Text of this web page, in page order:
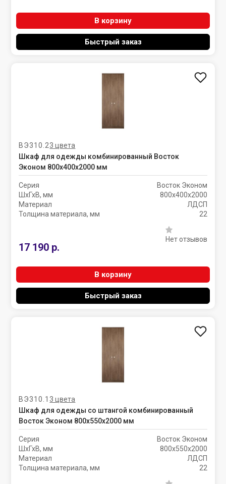
В корзину
Быстрый заказ
ВЭ310.23 цвета
Шкаф для одежды комбинированный Восток
Эконом 800х400х2000 мм
Серия
Восток Эконом
ШхГхВ, мм
800х400х2000
Материал
ЛДСП
Толщина материала, мм
22
17 190 р.
Нет отзывов
В корзину
Быстрый заказ
ВЭ310.1 3 цвета
Шкаф для одежды со штангой комбинированный
Восток Эконом 800х550х2000 мм
Серия
Восток Эконом
ШхГхВ, мм
800х550х2000
Материал
ЛДСП
Толщина материала, мм
22